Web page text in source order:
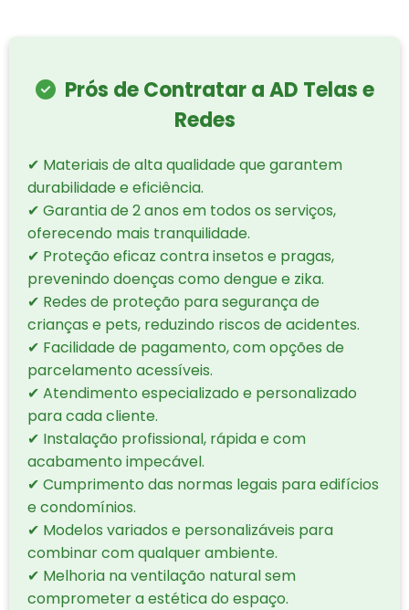
Prós de Contratar a AD Telas e
Redes
✔ Materiais de alta qualidade que garantem
durabilidade e eficiência.
✔ Garantia de 2 anos em todos os serviços,
oferecendo mais tranquilidade.
✔ Proteção eficaz contra insetos e pragas,
prevenindo doenças como dengue e zika.
✔ Redes de proteção para segurança de
crianças e pets, reduzindo riscos de acidentes.
✔ Facilidade de pagamento, com opções de
parcelamento acessíveis.
✔ Atendimento especializado e personalizado
para cada cliente.
✔ Instalação profissional, rápida e com
acabamento impecável.
✔ Cumprimento das normas legais para edifícios
e condomínios.
✔ Modelos variados e personalizáveis para
combinar com qualquer ambiente.
✔ Melhoria na ventilação natural sem
comprometer a estética do espaço.